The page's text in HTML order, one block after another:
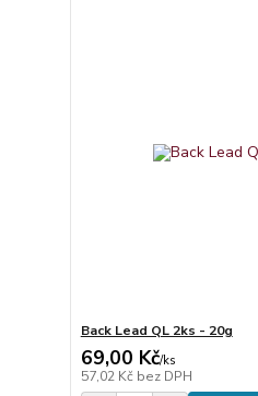
Back Lead QL 2ks - 20g
69,00 Kč/ks
57,02 Kč bez DPH